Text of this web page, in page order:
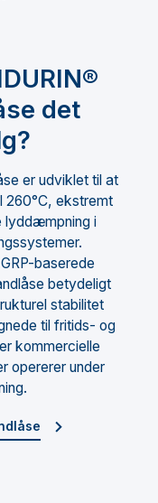
det
er udviklet til at
260°C, ekstremt
lyddæmpning i
baserede
betydeligt
stabilitet
til fritids- og
kommercielle
opererer under